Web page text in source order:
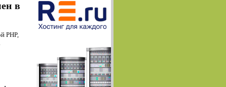
в
PHP,